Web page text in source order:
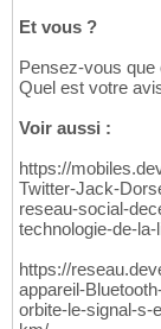
Et vous ?
Pensez-vous que
Quel est votre
Voir aussi :
https://
Twitter-Jack-
reseau-social-
technologie-de-
https://
appareil-
orbite-le-signal-s-